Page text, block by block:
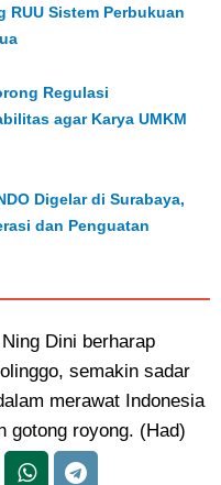
RUU Sistem Perbukuan
Regulasi
agar Karya UMKM
Digelar di Surabaya,
dan Penguatan
Dini berharap
semakin sadar
merawat Indonesia
gotong royong. (Had)